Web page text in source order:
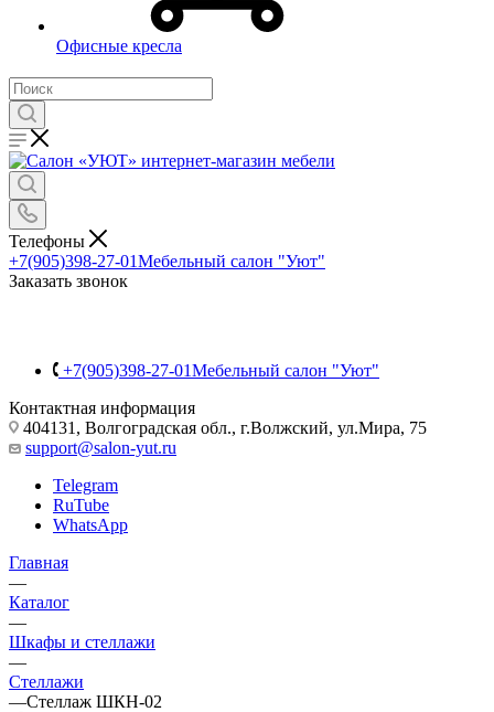
Офисные кресла
Телефоны
+7(905)398-27-01Мебельный салон "Уют"
Заказать звонок
+7(905)398-27-01Мебельный салон "Уют"
Контактная информация
404131, Волгоградская обл., г.Волжский, ул.Мира, 75
support@salon-yut.ru
Telegram
RuTube
WhatsApp
Главная
—
Каталог
—
Шкафы и стеллажи
—
Стеллажи
—Стеллаж ШКН-02